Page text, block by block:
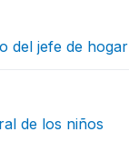
del jefe de hogar
de los niños